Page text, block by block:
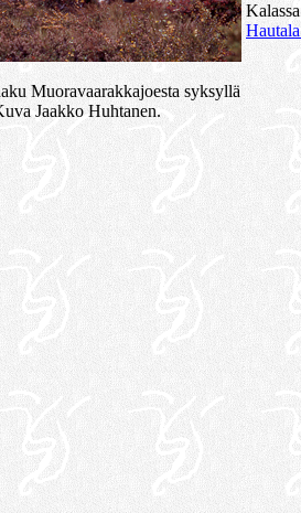
Muoravaarakkajoesta syksyllä
Jaakko Huhtanen.